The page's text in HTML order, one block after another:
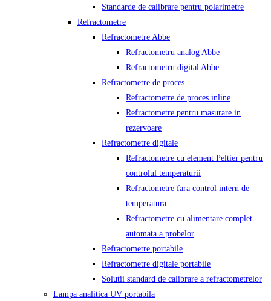
Standarde de calibrare pentru polarimetre
Refractometre
Refractometre Abbe
Refractometru analog Abbe
Refractometru digital Abbe
Refractometre de proces
Refractometre de proces inline
Refractometre pentru masurare in
rezervoare
Refractometre digitale
Refractometre cu element Peltier pentru
controlul temperaturii
Refractometre fara control intern de
temperatura
Refractometre cu alimentare complet
automata a probelor
Refractometre portabile
Refractometre digitale portabile
Solutii standard de calibrare a refractometrelor
Lampa analitica UV portabila